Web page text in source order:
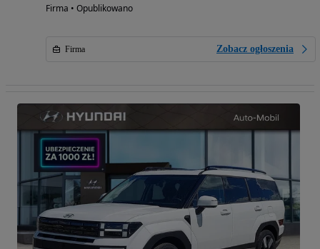
Firma • Opublikowano
Firma Zobacz ogłoszenia